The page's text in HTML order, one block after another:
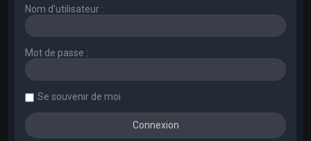
Nom d’utilisateur :
Mot de passe :
Se souvenir de moi